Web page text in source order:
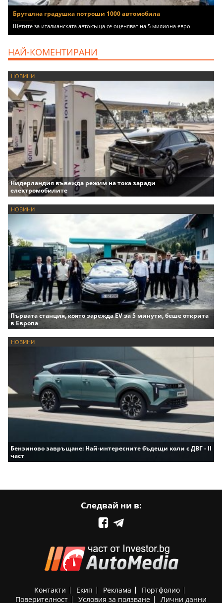
Брутална градушка потроши 1000 автомобила
Щетите за италианската автокъща се оценяват на 5 милиона евро
НАЙ-КОМЕНТИРАНИ
НОВИНИ
Нидерландия въвежда режим на тока заради
електромобилите
НОВИНИ
Първата станция, която зарежда EV за 5 минути, беше открита
в Европа
НОВИНИ
Бензиново завръщане: Най-интересните бъдещи коли с ДВГ - II
част
Следвай ни в:
Контакти Екип Реклама
Портфолио
Поверителност
Условия за ползване Лични данни